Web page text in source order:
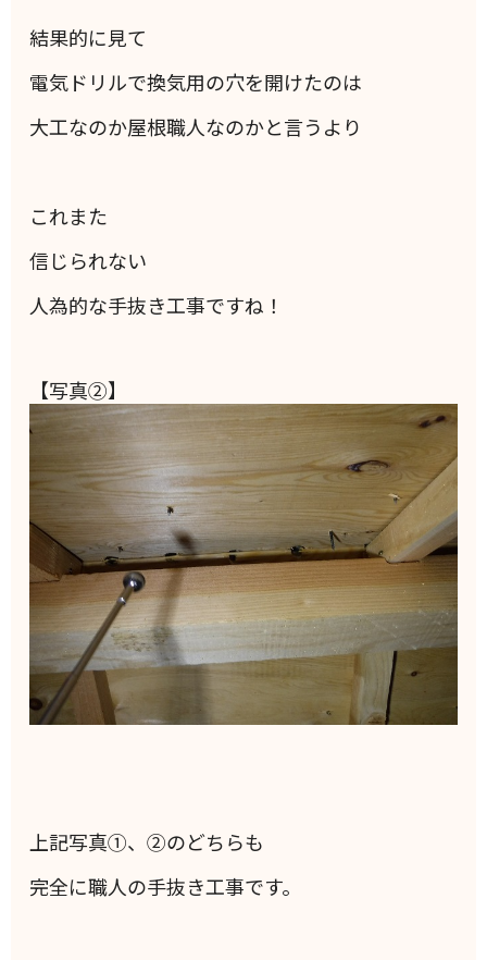
結果的に見て
電気ドリルで換気用の穴を開けたのは
大工なのか屋根職人なのかと言うより
これまた
信じられない
人為的な手抜き工事ですね！
【写真②】
上記写真①、②のどちらも
完全に職人の手抜き工事です。